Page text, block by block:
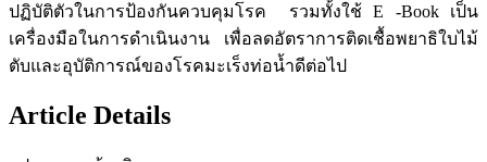
ปฏิบัติตัวในการป้องกันควบคุมโรค รวมทั้งใช้ E -Book เป็น
เครื่องมือในการดำเนินงาน เพื่อลดอัตราการติดเชื้อพยาธิใบไม้
ตับและอุบัติการณ์ของโรคมะเร็งท่อน้ำดีต่อไป
Article Details